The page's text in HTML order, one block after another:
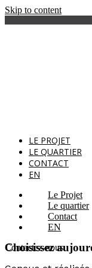
Skip to content
LE PROJET
LE QUARTIER
CONTACT
EN
Le Projet
Le quartier
Contact
EN
Contactez-nous
Choisissez